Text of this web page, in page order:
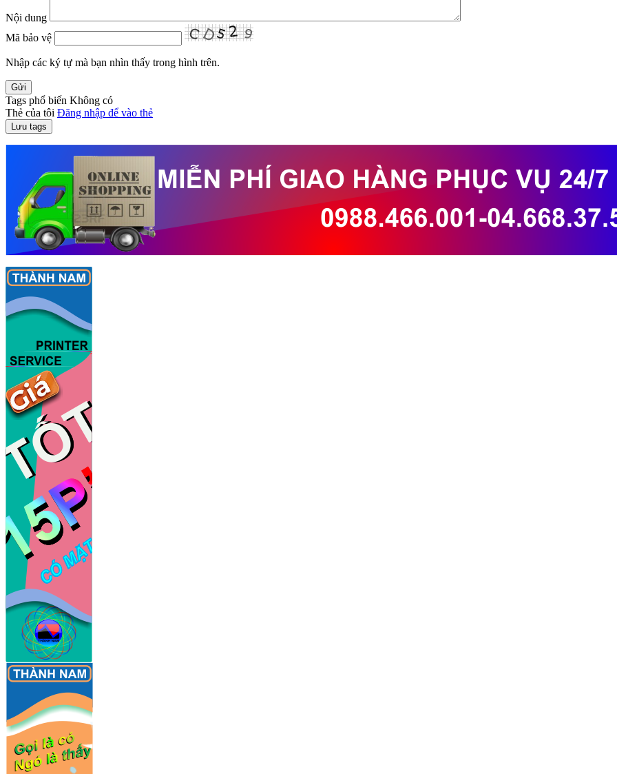
Nội dung
Mã bảo vệ
Nhập các ký tự mà bạn nhìn thấy trong hình trên.
Tags phổ biến Không có
Thẻ của tôi Đăng nhập để vào thẻ